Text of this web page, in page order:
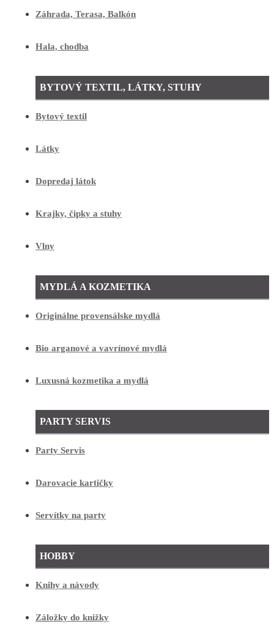
Záhrada, Terasa, Balkón
Hala, chodba
BYTOVÝ TEXTIL, LÁTKY, STUHY
Bytový textil
Látky
Dopredaj látok
Krajky, čipky a stuhy
Vlny
MYDLÁ A KOZMETIKA
Originálne provensálske mydlá
Bio arganové a vavrínové mydlá
Luxusná kozmetika a mydlá
PARTY SERVIS
Party Servis
Darovacie kartičky
Servítky na party
HOBBY
Knihy a návody
Záložky do knižky